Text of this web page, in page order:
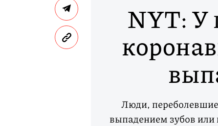
NYT: У
Люди, переболевшие
выпадением зубов